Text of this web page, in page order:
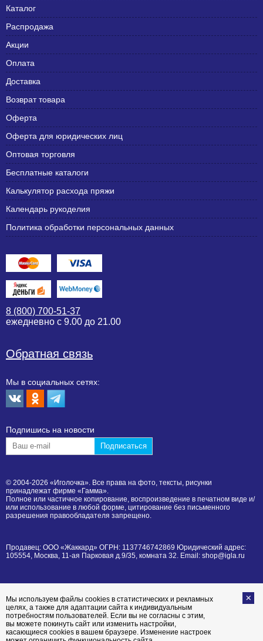
Каталог
Распродажа
Акции
Оплата
Доставка
Возврат товара
Оферта
Оферта для юридических лиц
Оптовая торговля
Бесплатные каталоги
Калькулятор расхода пряжи
Календарь рукоделия
Политика обработки персональных данных
8 (800) 700-51-37
ежедневно с 9.00 до 21.00
Обратная связь
Мы в социальных сетях:
Подпишиcь на новости
© 2004-2026 «Иголочка». Все права на фото, тексты, рисунки
принадлежат фирме «Гамма».
Полное или частичное копирование, воспроизведение в печатном виде и/
или использование в любой форме, цитирование без письменного
разрешения правообладателя запрещено.
Продавец: ООО «Жаккард» ОГРН: 1137746742869 Юридический адрес:
105554, Москва, 11-ая Парковая д.9/35, комната 32. Email: shop@igla.ru
Мы используем файлы cookies в статистических и рекламных
целях, а также для адаптации сайта к индивидуальным
потребностям пользователей. Если вы не согласны с этим,
вы можете покинуть сайт или изменить настройки,
касающиеся cookies в вашем браузере. Изменение настроек